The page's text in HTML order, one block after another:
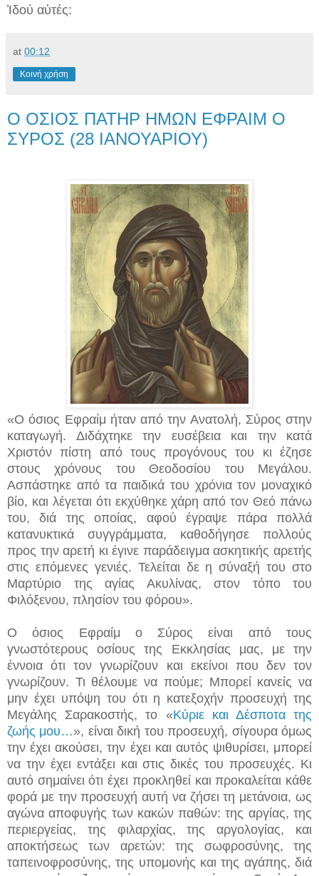
Ἰδού αὐτές:
at 00:12
Κοινή χρήση
Ο ΟΣΙΟΣ ΠΑΤΗΡ ΗΜΩΝ ΕΦΡΑΙΜ Ο
ΣΥΡΟΣ (28 ΙΑΝΟΥΑΡΙΟΥ)
«Ο όσιος Εφραίμ ήταν από την Ανατολή, Σύρος στην
καταγωγή. Διδάχτηκε την ευσέβεια και την κατά
Χριστόν πίστη από τους προγόνους του κι έζησε
στους χρόνους του Θεοδοσίου του Μεγάλου.
Ασπάστηκε από τα παιδικά του χρόνια τον μοναχικό
βίο, και λέγεται ότι εκχύθηκε χάρη από τον Θεό πάνω
του, διά της οποίας, αφού έγραψε πάρα πολλά
κατανυκτικά συγγράμματα, καθοδήγησε πολλούς
προς την αρετή κι έγινε παράδειγμα ασκητικής αρετής
στις επόμενες γενιές. Τελείται δε η σύναξή του στο
Μαρτύριο της αγίας Ακυλίνας, στον τόπο του
Φιλόξενου, πλησίον του φόρου».
Ο όσιος Εφραίμ ο Σύρος είναι από τους
γνωστότερους οσίους της Εκκλησίας μας, με την
έννοια ότι τον γνωρίζουν και εκείνοι που δεν τον
γνωρίζουν. Τι θέλουμε να πούμε; Μπορεί κανείς να
μην έχει υπόψη του ότι η κατεξοχήν προσευχή της
Μεγάλης Σαρακοστής, το «Κύριε και Δέσποτα της
ζωής μου…», είναι δική του προσευχή, σίγουρα όμως
την έχει ακούσει, την έχει και αυτός ψιθυρίσει, μπορεί
να την έχει εντάξει και στις δικές του προσευχές. Κι
αυτό σημαίνει ότι έχει προκληθεί και προκαλείται κάθε
φορά με την προσευχή αυτή να ζήσει τη μετάνοια, ως
αγώνα αποφυγής των κακών παθών: της αργίας, της
περιεργείας, της φιλαρχίας, της αργολογίας, και
αποκτήσεως των αρετών: της σωφροσύνης, της
ταπεινοφροσύνης, της υπομονής και της αγάπης, διά